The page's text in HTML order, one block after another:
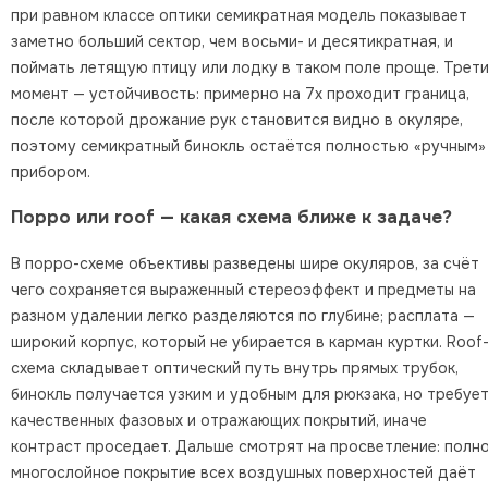
при равном классе оптики семикратная модель показывает
заметно больший сектор, чем восьми- и десятикратная, и
поймать летящую птицу или лодку в таком поле проще.
момент — устойчивость: примерно на 7х проходит граница,
после которой дрожание рук становится видно в окуляре,
поэтому семикратный бинокль остаётся полностью «ручным»
прибором.
Порро или roof — какая схема ближе к задаче?
В порро-схеме объективы разведены шире окуляров, за счёт
чего сохраняется выраженный стереоэффект и предметы на
разном удалении легко разделяются по глубине; расплата —
широкий корпус, который не убирается в карман куртки. Roof-
схема складывает оптический путь внутрь прямых трубок,
бинокль получается узким и удобным для рюкзака, но требует
качественных фазовых и отражающих покрытий, иначе
контраст проседает. Дальше смотрят на просветление:
многослойное покрытие всех воздушных поверхностей даёт